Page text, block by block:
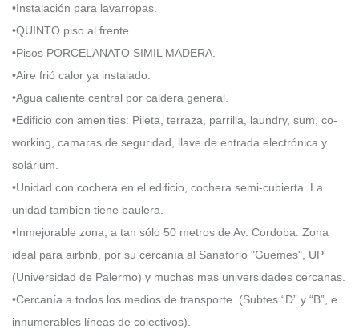
•Instalación para lavarropas.
•QUINTO piso al frente.
•Pisos PORCELANATO SIMIL MADERA.
•Aire frió calor ya instalado.
•Agua caliente central por caldera general.
•Edificio con amenities: Pileta, terraza, parrilla, laundry, sum, co-
working, camaras de seguridad, llave de entrada electrónica y
solárium.
•Unidad con cochera en el edificio, cochera semi-cubierta. La
unidad tambien tiene baulera.
•Inmejorable zona, a tan sólo 50 metros de Av. Cordoba. Zona
ideal para airbnb, por su cercanía al Sanatorio "Guemes", UP
(Universidad de Palermo) y muchas mas universidades cercanas.
•Cercanía a todos los medios de transporte. (Subtes “D” y “B”, e
innumerables líneas de colectivos).